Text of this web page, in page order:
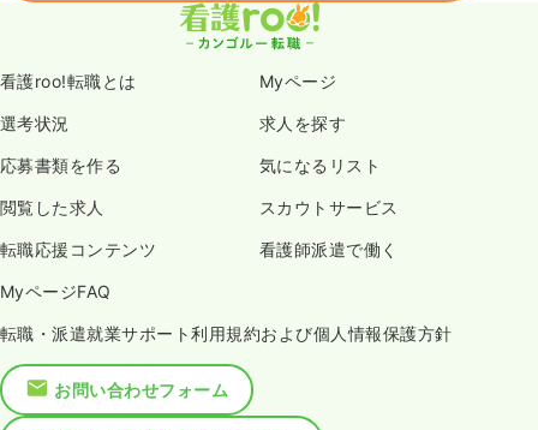
看護roo!転職とは Myページ
選考状況 求人を探す
応募書類を作る 気になるリスト
閲覧した求人 スカウトサービス
転職応援コンテンツ 看護師派遣で働く
MyページFAQ
転職・派遣就業サポート利用規約および個人情報保護方針
お問い合わせフォーム